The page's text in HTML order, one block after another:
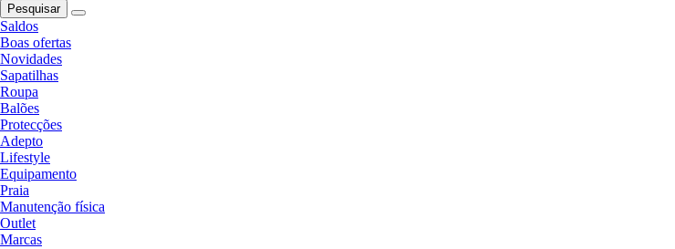
Pesquisar
Saldos
Boas ofertas
Novidades
Sapatilhas
Roupa
Balões
Protecções
Adepto
Lifestyle
Equipamento
Praia
Manutenção física
Outlet
Marcas